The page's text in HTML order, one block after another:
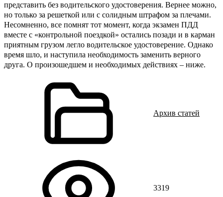
представить без водительского удостоверения. Вернее можно,
но только за решеткой или с солидным штрафом за плечами.
Несомненно, все помнят тот момент, когда экзамен ПДД
вместе с «контрольной поездкой» остались позади и в карман
приятным грузом легло водительское удостоверение. Однако
время шло, и наступила необходимость заменить верного
друга. О произошедшем и необходимых действиях – ниже.
Архив статей
3319